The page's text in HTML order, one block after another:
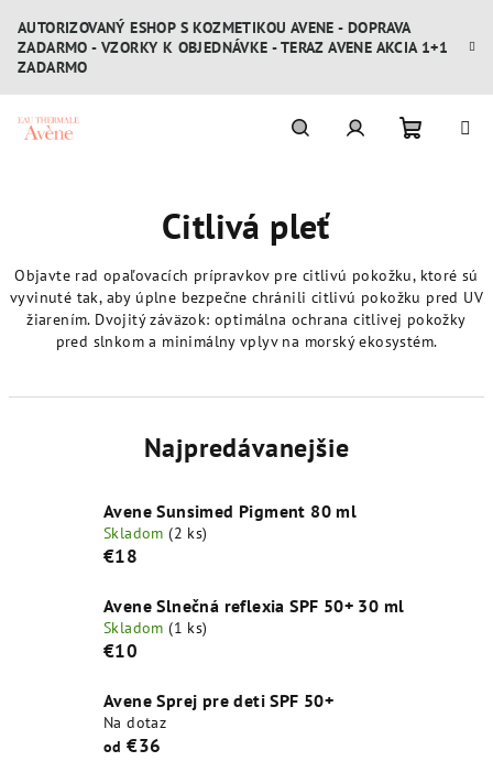
obsah
AUTORIZOVANÝ ESHOP S KOZMETIKOU AVENE - DOPRAVA
ZADARMO - VZORKY K OBJEDNÁVKE - TERAZ AVENE AKCIA 1+1
ZADARMO
Citlivá pleť
Objavte rad opaľovacích prípravkov pre citlivú pokožku, ktoré sú
vyvinuté tak, aby úplne bezpečne chránili citlivú pokožku pred UV
žiarením. Dvojitý záväzok: optimálna ochrana citlivej pokožky
pred slnkom a minimálny vplyv na morský ekosystém.
Najpredávanejšie
Avene Sunsimed Pigment 80 ml
Skladom(2 ks)
€18
Avene Slnečná reflexia SPF 50+ 30 ml
Skladom(1 ks)
€10
Avene Sprej pre deti SPF 50+
Na dotaz
od €36